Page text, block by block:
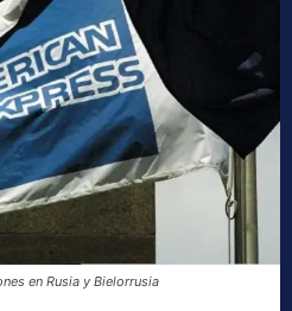
en Rusia y Bielorrusia